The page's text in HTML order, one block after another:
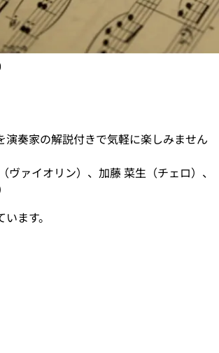
演奏家の解説付きで気軽に楽しみません
ヴァイオリン）、加藤 菜生（チェロ）、
ます。